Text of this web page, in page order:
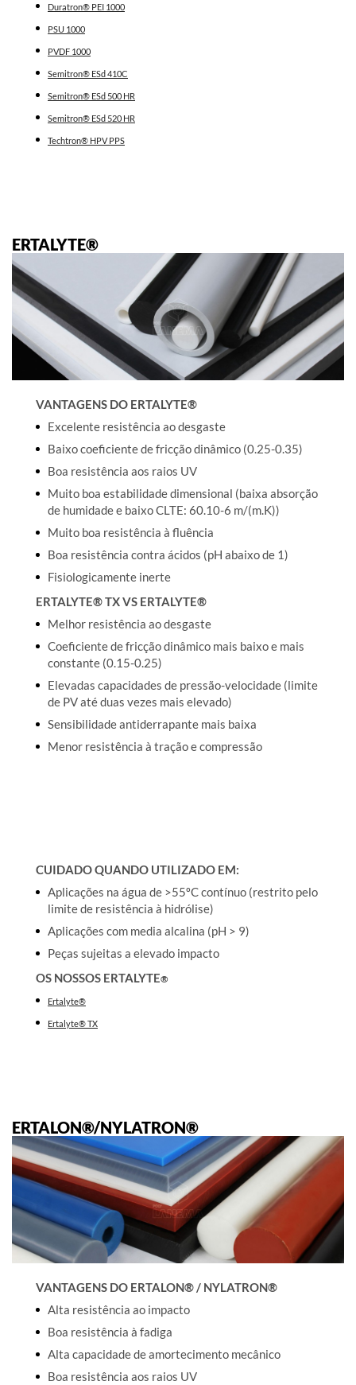
Duratron® PEI 1000
PSU 1000
PVDF 1000
Semitron® ESd 410C
Semitron® ESd 500 HR
Semitron® ESd 520 HR
Techtron® HPV PPS
ERTALYTE®
VANTAGENS DO ERTALYTE®
Excelente resistência ao desgaste
Baixo coeficiente de fricção dinâmico (0.25-0.35)
Boa resistência aos raios UV
Muito boa estabilidade dimensional (baixa absorção
de humidade e baixo CLTE: 60.10-6 m/(m.K))
Muito boa resistência à fluência
Boa resistência contra ácidos (pH abaixo de 1)
Fisiologicamente inerte
ERTALYTE® TX VS ERTALYTE®
Melhor resistência ao desgaste
Coeficiente de fricção dinâmico mais baixo e mais
constante (0.15-0.25)
Elevadas capacidades de pressão-velocidade (limite
de PV até duas vezes mais elevado)
Sensibilidade antiderrapante mais baixa
Menor resistência à tração e compressão
CUIDADO QUANDO UTILIZADO EM:
Aplicações na água de >55ºC contínuo (restrito pelo
limite de resistência à hidrólise)
Aplicações com media alcalina (pH > 9)
Peças sujeitas a elevado impacto
OS NOSSOS ERTALYTE®
Ertalyte®
Ertalyte® TX
ERTALON®/NYLATRON®
VANTAGENS DO ERTALON® / NYLATRON®
Alta resistência ao impacto
Boa resistência à fadiga
Alta capacidade de amortecimento mecânico
Boa resistência aos raios UV